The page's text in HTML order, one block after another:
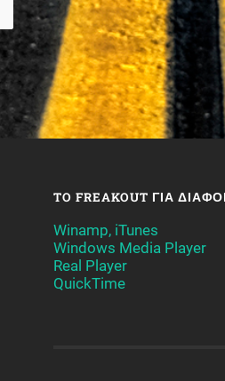
TO FREAKOUT ΓΙΑ
Winamp, iTunes
Windows Media Player
Real Player
QuickTime